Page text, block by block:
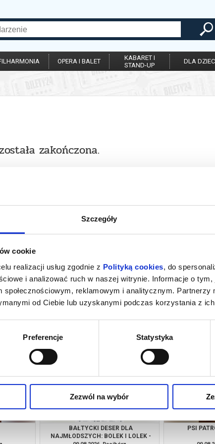
Szczegóły
cookie
realizacji usług zgodnie z Polityką cookies, do
i analizować ruch w naszej witrynie. Informacje o
społecznościowym, reklamowym i analitycznym. Partnerzy
od Ciebie lub uzyskanymi podczas korzystania z ich
Preferencje Statystyka
Zezwól na wybór
OPERA I BALET
KABARET I
STAND-UP
DLA
zakończona.
+
kup bilet
SPIDER-MAN: CAŁKIEM NOWY DZIEŃ
kup bilet
BAŁTYCKI DESER DLA
NAJMŁODSZYCH: BOLEK I LOLEK -
PSI